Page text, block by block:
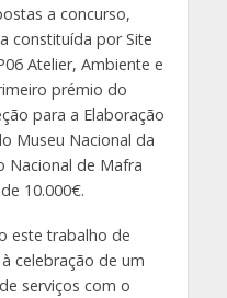
a concurso,
constituída por Site
Atelier, Ambiente e
prémio do
para a Elaboração
Museu Nacional da
Nacional de Mafra
10.000€.
este trabalho de
celebração de um
serviços com o